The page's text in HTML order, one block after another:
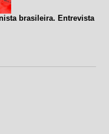
brasileira. Entrevista